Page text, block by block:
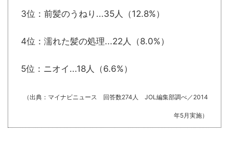
3位：前髪のうねり...35人（12.8%）
4位：濡れた髪の処理...22人（8.0%）
5位：ニオイ...18人（6.6%）
（出典：マイナビニュース 回答数274人 JOL編集部調べ／2014
年5月実施）